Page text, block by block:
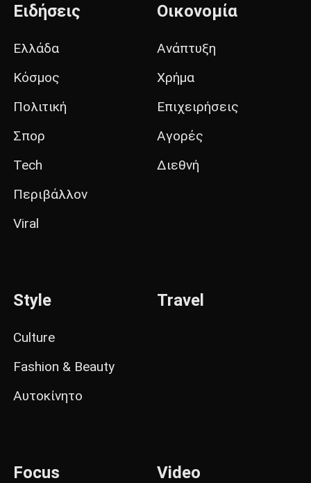
Ειδήσεις
Ελλάδα
Κόσμος
Πολιτική
Σπορ
Tech
Περιβάλλον
Viral
Οικονομία
Ανάπτυξη
Χρήμα
Επιχειρήσεις
Αγορές
Διεθνή
Style
Culture
Fashion & Beauty
Αυτοκίνητο
Travel
Focus Video